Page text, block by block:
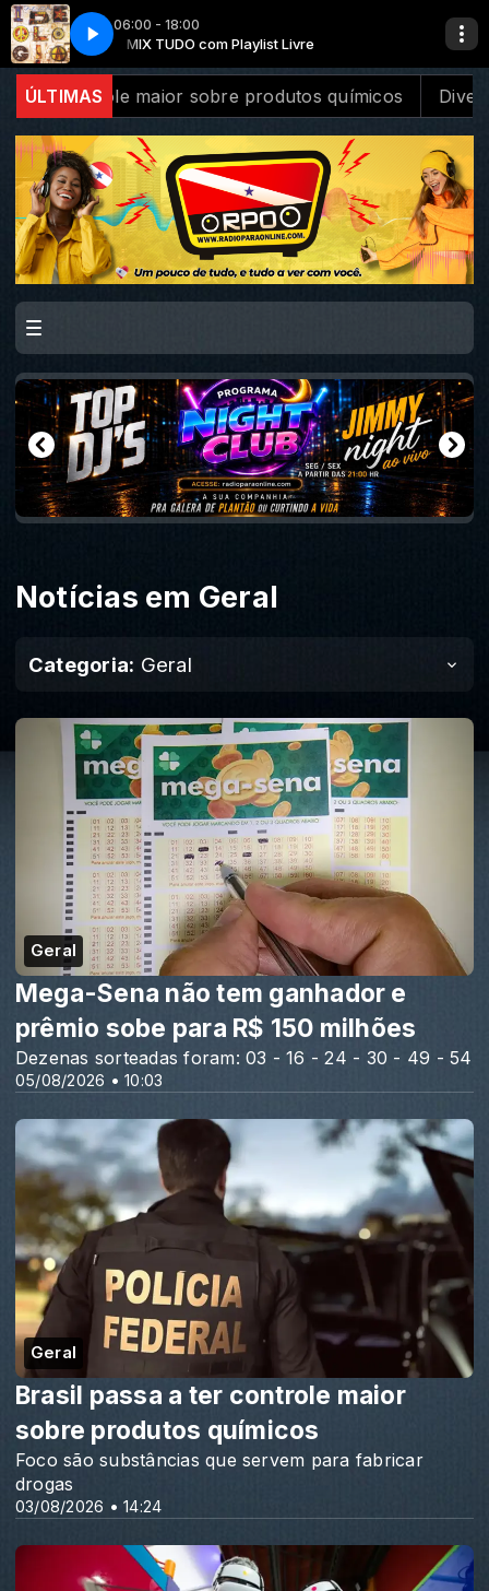
06:00 - 18:00
MIX TUDO com Playlist Livre MIX TUDO
Cazuza - Ideologia Cazuza - Ideologia
ÚLTIMAS
produtos químicos Diversidade na inovação é
Notícias em Geral
Categoria: Geral
Geral
05/08/2026 • 10:03
Mega-Sena não tem ganhador e
prêmio sobe para R$ 150 milhões
Dezenas sorteadas foram: 03 - 16 - 24 - 30 - 49 - 54
Geral
03/08/2026 • 14:24
Brasil passa a ter controle maior
sobre produtos químicos
Foco são substâncias que servem para fabricar
drogas